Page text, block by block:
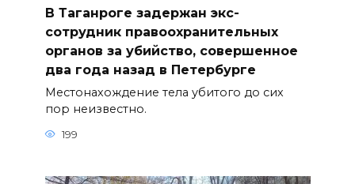
В Таганроге задержан экс-
сотрудник правоохранительных
органов за убийство, совершенное
два года назад в Петербурге
Местонахождение тела убитого до сих
пор неизвестно.
199